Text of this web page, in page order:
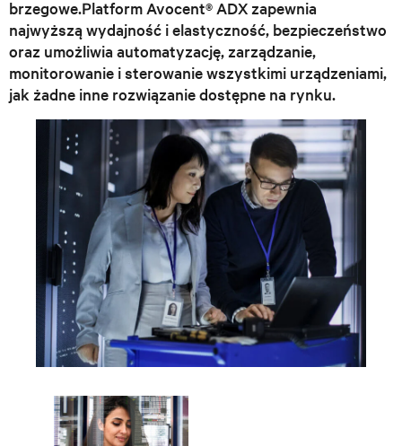
brzegowe.Platform Avocent® ADX zapewnia
najwyższą wydajność i elastyczność, bezpieczeństwo
oraz umożliwia automatyzację, zarządzanie,
monitorowanie i sterowanie wszystkimi urządzeniami,
jak żadne inne rozwiązanie dostępne na rynku.